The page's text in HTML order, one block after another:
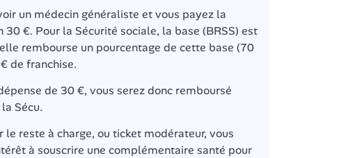
un médecin généraliste et vous payez la
30 €. Pour la Sécurité sociale, la base (BRSS) est
rembourse un pourcentage de cette base (70
de franchise.
de 30 €, vous serez donc remboursé
Sécu.
le reste à charge, ou ticket modérateur, vous
à souscrire une complémentaire santé pour